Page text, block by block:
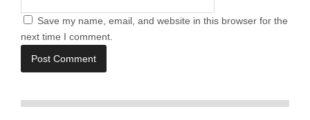
Save my name, email, and website in this browser for the
next time I comment.